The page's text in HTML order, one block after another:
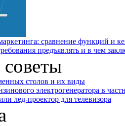
сравнение функций и
предъявлять и в чем
столов и их виды
электрогенератора в
лед-проектор для телевизора